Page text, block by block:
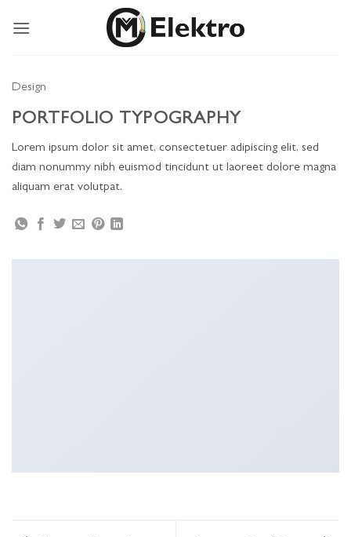
naar
Design
PORTFOLIO TYPOGRAPHY
Lorem ipsum dolor sit amet, consectetuer adipiscing elit, sed
diam nonummy nibh euismod tincidunt ut laoreet dolore magna
aliquam erat volutpat.